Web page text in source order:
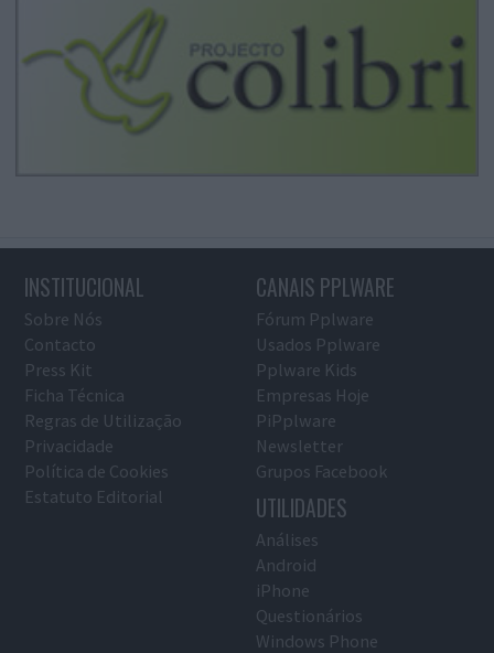
INSTITUCIONAL
Sobre Nós
Contacto
Press Kit
Ficha Técnica
Regras de Utilização
Privacidade
Política de Cookies
Estatuto Editorial
CANAIS PPLWARE
Fórum Pplware
Usados Pplware
Pplware Kids
Empresas Hoje
PiPplware
Newsletter
Grupos Facebook
UTILIDADES
Análises
Android
iPhone
Questionários
Windows Phone